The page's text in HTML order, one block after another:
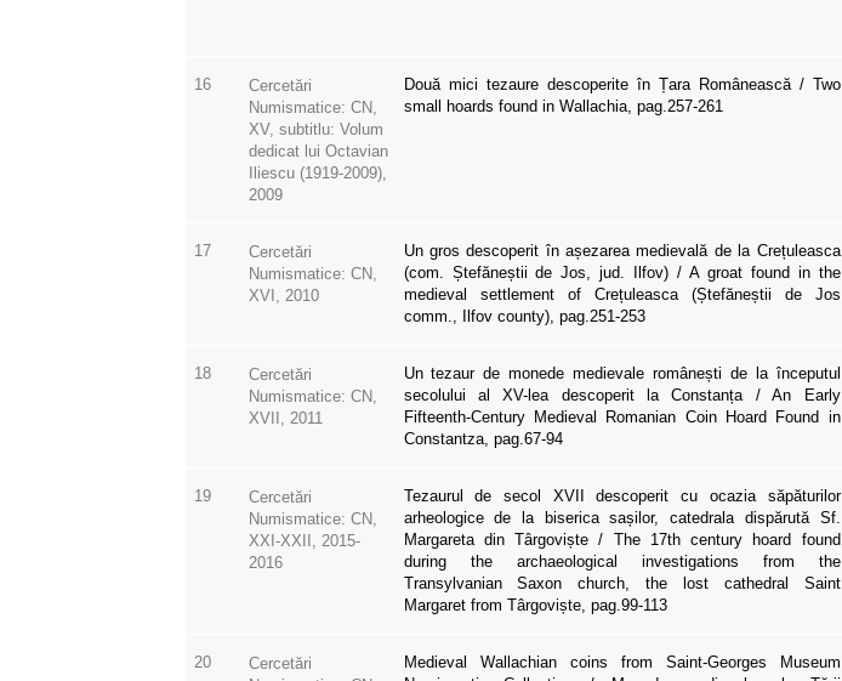
16
Cercetări
Numismatice: CN,
XV, subtitlu: Volum
dedicat lui Octavian
Iliescu (1919-2009),
2009
Două mici tezaure descoperite în Țara Românească / Two
small hoards found in Wallachia, pag.257-261
17
Cercetări
Numismatice: CN,
XVI, 2010
Un gros descoperit în așezarea medievală de la Crețuleasca
(com. Ștefăneștii de Jos, jud. Ilfov) / A groat found in the
medieval settlement of Crețuleasca (Ștefăneștii de Jos
comm., Ilfov county), pag.251-253
18
Cercetări
Numismatice: CN,
XVII, 2011
Un tezaur de monede medievale românești de la începutul
secolului al XV-lea descoperit la Constanța / An Early
Fifteenth-Century Medieval Romanian Coin Hoard Found in
Constantza, pag.67-94
19
Cercetări
Numismatice: CN,
XXI-XXII, 2015-
2016
Tezaurul de secol XVII descoperit cu ocazia săpăturilor
arheologice de la biserica sașilor, catedrala dispărută Sf.
Margareta din Târgoviște / The 17th century hoard found
during the archaeological investigations from the
Transylvanian Saxon church, the lost cathedral Saint
Margaret from Târgoviște, pag.99-113
20
Cercetări
Medieval Wallachian coins from Saint-Georges Museum